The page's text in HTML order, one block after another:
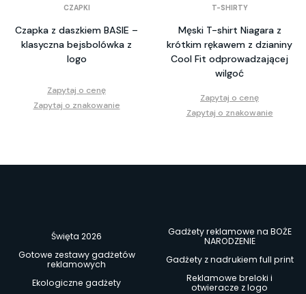
CZAPKI
Czapka z daszkiem BASIE –
klasyczna bejsbolówka z
logo
Zapytaj o cenę
Zapytaj o znakowanie
T-SHIRTY
Męski T-shirt Niagara z
krótkim rękawem z dzianiny
Cool Fit odprowadzającej
wilgoć
Zapytaj o cenę
Zapytaj o znakowanie
Święta 2026
Gadżety reklamowe na BOŻE
NARODZENIE
Gotowe zestawy gadżetów
reklamowych
Gadżety z nadrukiem full print
Ekologiczne gadżety
Reklamowe breloki i
otwieracze z logo